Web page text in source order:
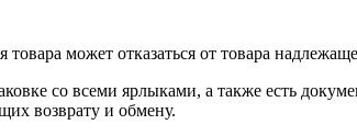
может отказаться от товара
со всеми ярлыками, а также есть
возврату и обмену.